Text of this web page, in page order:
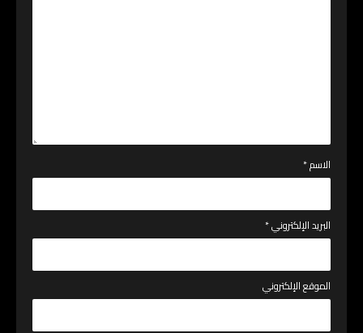
الاسم*
البريد الإلكتروني*
الموقع الإلكتروني